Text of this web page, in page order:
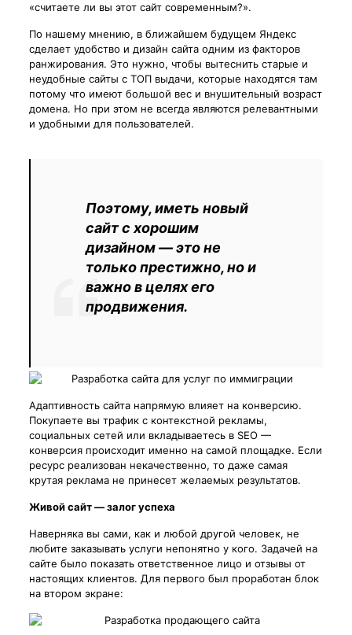
«считаете ли вы этот сайт современным?».
По нашему мнению, в ближайшем будущем Яндекс
сделает удобство и дизайн сайта одним из факторов
ранжирования. Это нужно, чтобы вытеснить старые и
неудобные сайты с ТОП выдачи, которые находятся там
потому что имеют большой вес и внушительный возраст
домена. Но при этом не всегда являются релевантными
и удобными для пользователей.
Поэтому, иметь новый
сайт с хорошим
дизайном — это не
только престижно, но и
важно в целях его
продвижения.
Адаптивность сайта напрямую влияет на конверсию.
Покупаете вы трафик с контекстной рекламы,
социальных сетей или вкладываетесь в SEO —
конверсия происходит именно на самой площадке. Если
ресурс реализован некачественно, то даже самая
крутая реклама не принесет желаемых результатов.
Живой сайт — залог успеха
Наверняка вы сами, как и любой другой человек, не
любите заказывать услуги непонятно у кого. Задачей на
сайте было показать ответственное лицо и отзывы от
настоящих клиентов. Для первого был проработан блок
на втором экране: